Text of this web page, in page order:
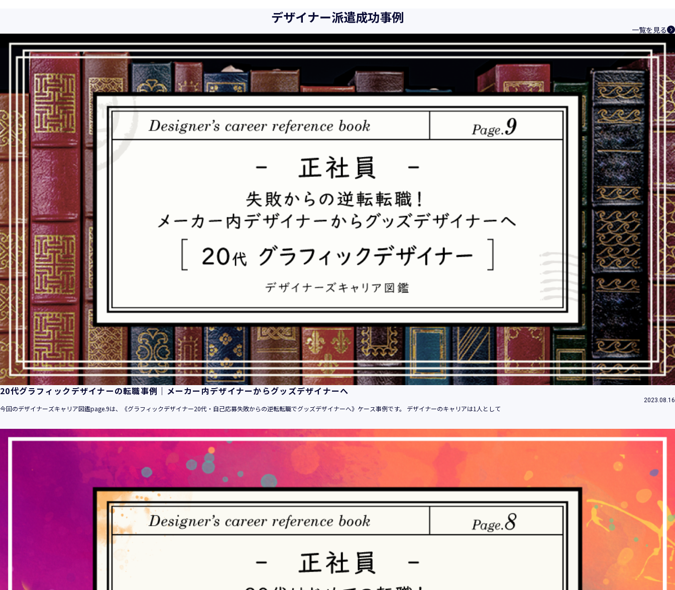
向、社会的要請の変化、経営環境の変動等を常に認識しながら、その継続的改善に、全社を挙げて取り組むこ
当社は、事業の目的に適切な個人情報の取得・利用及び提供を行い、特定された利用目的の達成に必要な範囲
当社は個人情報の取扱いに関する法令、国が定める指針その他の規範を遵守致します。
当社は個人情報の漏えい、滅失、き損などのリスクに対しては、合理的な安全対策を講じて防止する規程、体
制を構築し、継続的に向上させていきます。また、万一の際には速やかに是正措置を講じます。
当社は個人情報取扱いに関する苦情及び相談に対しては、迅速かつ誠実に対応致します。
個人情報保護マネジメントシステムは、当社を取り巻く環境の変化と実情を踏まえ、適時・適切に見直して継
続的に改善をはかっていきます。
株式会社 ユウクリ 個人情報保護管理責任者 安部 洋平
〒151-0073 東京都渋谷区笹塚1-55-7 マルエスファーストビル 7F
メールアドレス：
info@y-create.co.jp
電話番号：03-6712-7970（土日休日を除く9:00～18:00）
平成16年 2月 1日
平成23年 4月 1日 改訂
平成26年 9月10日 改訂
平成27年 6月24日 改訂
平成28年11月 1日 改訂
平成30年 7月 1日 改訂
令和6年 5月 1日 改訂
【個人情報】
株式会社ユウクリ（以下「当社」といいます。）が取得する個人情報とは、個人の識別に係る以下の情報をい
います。
・住所・氏名・電話番号・電子メールアドレス、クレジットカード情報、ログインID、パスワード、ニックネ
ーム、IPアドレス等において、特定の個人を識別できる情報
・当社の運営・提供するサービス（以下総称して「当社サービス」といいます。）において、お客様が、当社
でご利用になったサービスの内容、ご利用日時、ご利用回数などのご利用内容及びご利用履歴に関する情報
【個人情報の取得・収集について】
当社は、以下の方法により、個人情報を取得させていただきます。
当社サービスにおいて、自ら入力された個人情報を、当社は取得・収集させていただきます。
・電子メール、郵便、書面、電話等の手段により取得・収集させていただく方法
収集させていただきます。
・当社等へアクセスされた際に情報を収集させていただく方法
デザイナー派遣成功事例
一覧を見る
20代グラフィックデザイナーの転職事例｜メーカー内デザイナーからグッズデザイナーへ
2023.08.16
今回のデザイナーズキャリア図鑑page.9は、《グラフィックデザイナー20代・自己応募失敗からの逆転転職でグッズデザイナーへ》ケース事例です。 デザイナーのキャリアは1人として